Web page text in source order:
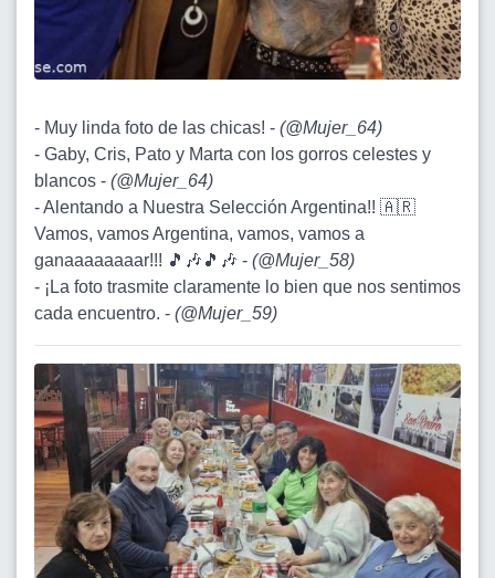
- Muy linda foto de las chicas! - (@Mujer_64)
- Gaby, Cris, Pato y Marta con los gorros celestes y
blancos - (@Mujer_64)
- Alentando a Nuestra Selección Argentina!! 🇦🇷
Vamos, vamos Argentina, vamos, vamos a
ganaaaaaaaar!!! 🎵🎶🎵🎶 - (@Mujer_58)
- ¡La foto trasmite claramente lo bien que nos sentimos
cada encuentro. - (@Mujer_59)